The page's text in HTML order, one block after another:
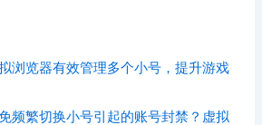
浏览器有效管理多个小号，提升游戏
频繁切换小号引起的账号封禁？虚拟